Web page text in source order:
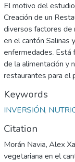
El motivo del
Creación de un
diversos factores de
en el cantón Salinas
enfermedades. Está
de la alimentación y
restaurantes para el
Keywords
INVERSIÓN,
Citation
Morán Navia, Alex
vegetariana en el